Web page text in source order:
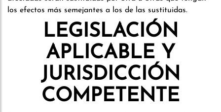
los efectos más semejantes a los de las sustituidas.
LEGISLACIÓN
APLICABLE Y
JURISDICCIÓN
COMPETENTE